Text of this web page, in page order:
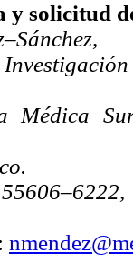
y solicitud
Médica